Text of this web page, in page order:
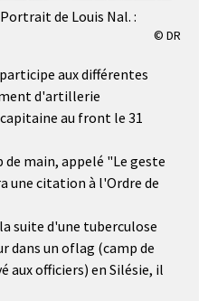
Portrait de Louis Nal. :
© DR
aux différentes
d'artillerie
au front le 31
main, appelé "Le geste
une citation à l'Ordre de
suite d'une tuberculose
dans un oflag (camp de
aux officiers) en Silésie, il